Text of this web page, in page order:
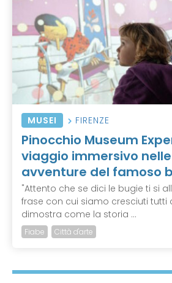
MUSEI FIRENZE
Pinocchio Museum
viaggio immersivo nelle
avventure del famoso
"Attento che se dici le bugie ti si
frase con cui siamo cresciuti tutti
dimostra come la storia ...
Fiabe Città d'arte